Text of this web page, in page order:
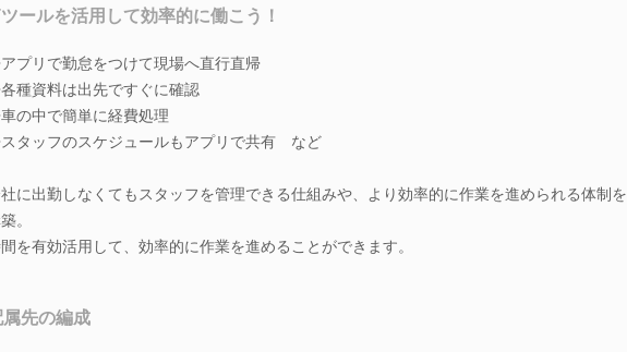
ツールを活用して効率的に働こう！
プリで勤怠をつけて現場へ直行直帰
種資料は出先ですぐに確認
の中で簡単に経費処理
タッフのスケジュールもアプリで共有 など
に出勤しなくてもスタッフを管理できる仕組みや、より効率的に作業を進められる体制を
。
を有効活用して、効率的に作業を進めることができます。
属先の編成